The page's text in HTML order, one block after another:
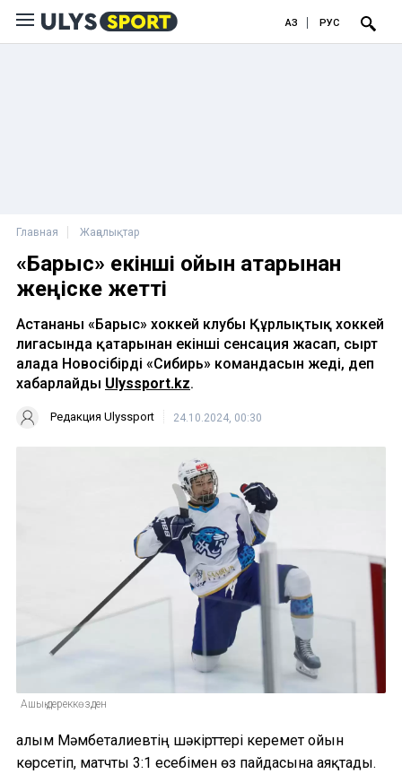
ҚАЗ РУС
Главная Жаңалықтар
«Барыс» екінші ойын қатарынан
жеңіске жетті
Астананың «Барыс» хоккей клубы Құрлықтық хоккей
лигасында қатарынан екінші сенсация жасап, сырт
алаңда Новосібірдің «Сибирь» командасын жеңді, деп
хабарлайды Ulyssport.kz.
Редакция Ulyssport 24.10.2024, 00:30
Ашық дереккөзден
Ғалым Мәмбеталиевтің шәкірттері керемет ойын
көрсетіп, матчты 3:1 есебімен өз пайдасына аяқтады.